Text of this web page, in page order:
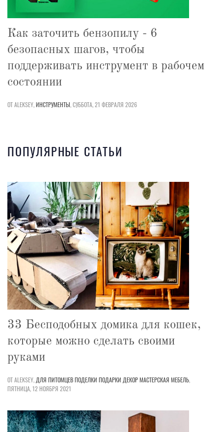
Как заточить бензопилу - 6
безопасных шагов, чтобы
поддерживать инструмент в рабочем
состоянии
ОТ ALEKSEY,ИНСТРУМЕНТЫ,СУББОТА, 21 ФЕВРАЛЯ 2026
ПОПУЛЯРНЫЕ СТАТЬИ
33 Бесподобных домика для кошек,
которые можно сделать своими
руками
ОТ ALEKSEY, ДЛЯ ПИТОМЦЕВПОДЕЛКИ ПОДАРКИ ДЕКОРМАСТЕРСКАЯ МЕБЕЛЬ,
ПЯТНИЦА, 12 НОЯБРЯ 2021